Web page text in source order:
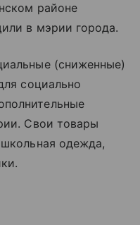
районе
в мэрии города.
(сниженные)
социально
Свои товары
одежда,